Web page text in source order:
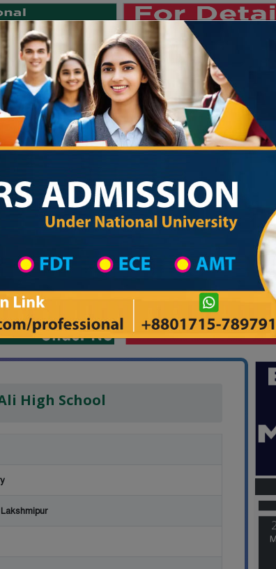
International University University College
জাতীয় বিশ্ববিদ্যালয় ২০২৫-২৬
Wise
University Admission
High School